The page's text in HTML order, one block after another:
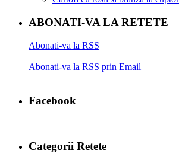
ABONATI-VA LA RETETE
Abonati-va la RSS
Abonati-va la RSS prin Email
Facebook
Categorii Retete